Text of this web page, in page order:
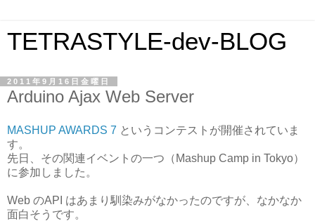
TETRASTYLE-dev-BLOG
2011年9月16日金曜日
Arduino Ajax Web Server
MASHUP AWARDS 7 というコンテストが開催されていま
す。
先日、その関連イベントの一つ（Mashup Camp in Tokyo）
に参加しました。
Web のAPI はあまり馴染みがなかったのですが、なかなか
面白そうです。